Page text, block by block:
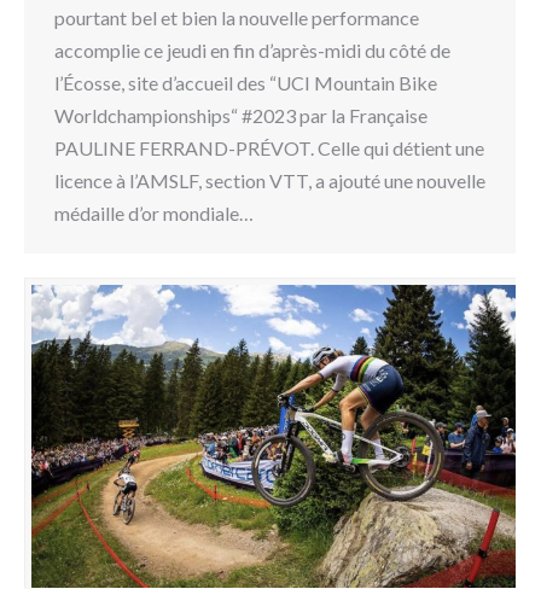
pourtant bel et bien la nouvelle performance
accomplie ce jeudi en fin d’après-midi du côté de
l’Écosse, site d’accueil des “UCI Mountain Bike
Worldchampionships“ #2023 par la Française
PAULINE FERRAND-PRÉVOT. Celle qui détient une
licence à l’AMSLF, section VTT, a ajouté une nouvelle
médaille d’or mondiale…